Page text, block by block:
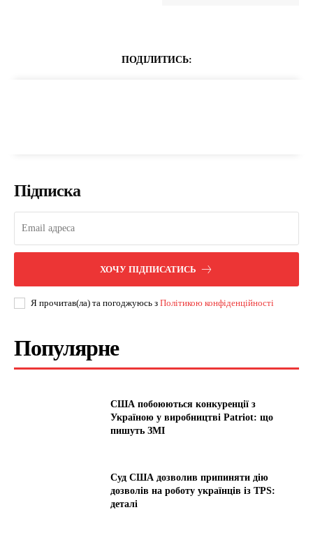
ПОДІЛИТИСЬ:
Підписка
ХОЧУ ПІДПИСАТИСЬ
Я прочитав(ла) та погоджуюсь з Політикою конфіденційності
Популярне
США побоюються конкуренції з
Україною у виробництві Patriot: що
пишуть ЗМІ
Суд США дозволив припиняти дію
дозволів на роботу українців із TPS:
деталі